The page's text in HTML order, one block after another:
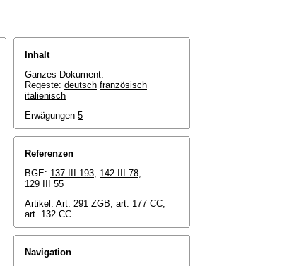
Inhalt
Ganzes Dokument:
Regeste: deutsch französisch
italienisch
Erwägungen 5
Referenzen
BGE: 137 III 193, 142 III 78,
129 III 55
Artikel: Art. 291 ZGB, art. 177 CC,
art. 132 CC
Navigation